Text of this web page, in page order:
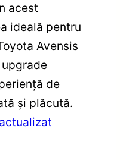
acest
ideală pentru
Avensis
de
și plăcută.